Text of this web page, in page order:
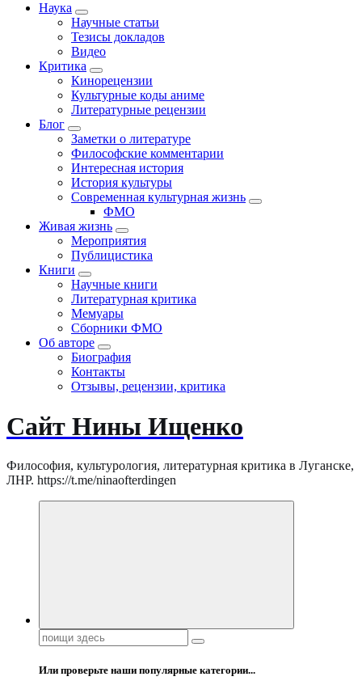
Наука
Научные статьи
Тезисы докладов
Видео
Критика
Кинорецензии
Культурные коды аниме
Литературные рецензии
Блог
Заметки о литературе
Философские комментарии
Интересная история
История культуры
Современная культурная жизнь
ФМО
Живая жизнь
Мероприятия
Публицистика
Книги
Научные книги
Литературная критика
Мемуары
Сборники ФМО
Об авторе
Биография
Контакты
Отзывы, рецензии, критика
Сайт Нины Ищенко
Философия, культурология, литературная критика в Луганске,
ЛНР. https://t.me/ninaofterdingen
Поиск:
Или проверьте наши популярные категории...